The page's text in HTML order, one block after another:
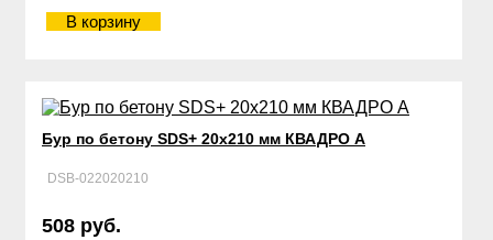
В корзину
Бур по бетону SDS+ 20х210 мм КВАДРО А
DSB-022020210
508 руб.